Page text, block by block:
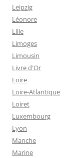
Leipzig
Léonore
Lille
Limoges
Limousin
Livre d'Or
Loire
Loire-Atlantique
Loiret
Luxembourg
Lyon
Manche
Marine